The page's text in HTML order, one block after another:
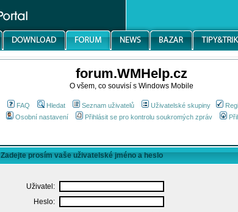
forum.WMHelp.cz
O všem, co souvisí s Windows Mobile
FAQ Hledat Seznam uživatelů Uživatelské skupiny
Osobní nastavení
Přihlásit se pro kontrolu soukromých zpráv
Zadejte prosím vaše uživatelské jméno a heslo
Uživatel:
Heslo: